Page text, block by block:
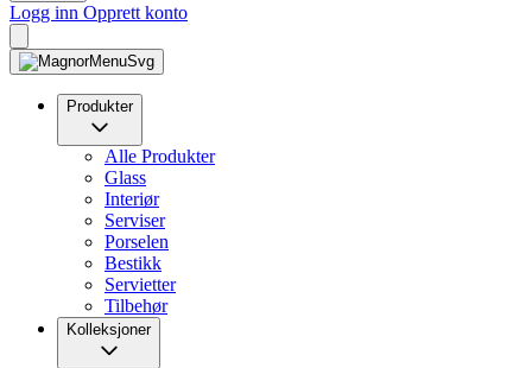
Logg inn Opprett konto
Produkter
Alle Produkter
Glass
Interiør
Serviser
Porselen
Bestikk
Servietter
Tilbehør
Kolleksjoner